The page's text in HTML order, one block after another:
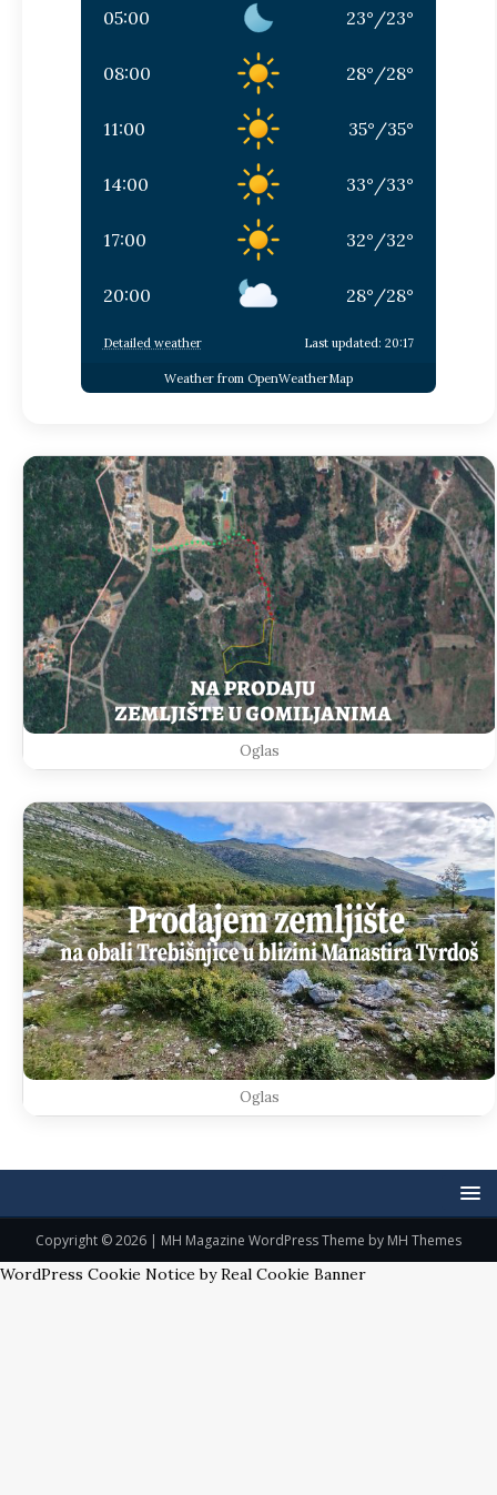
05:00 23°/23°
08:00 28°/28°
11:00 35°/35°
14:00 33°/33°
17:00 32°/32°
20:00 28°/28°
Detailed weather Last updated: 20:17
Weather from OpenWeatherMap
Oglas
Oglas
Copyright © 2026 | MH Magazine WordPress Theme by MH Themes
WordPress Cookie Notice by Real Cookie Banner